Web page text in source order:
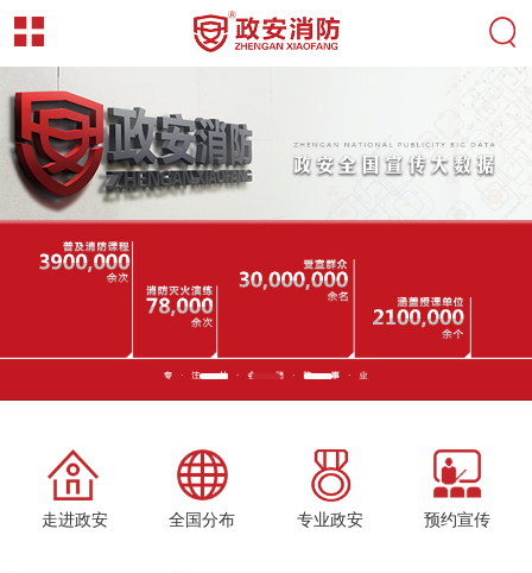
走进政安 全国分布 专业政安 预约宣传